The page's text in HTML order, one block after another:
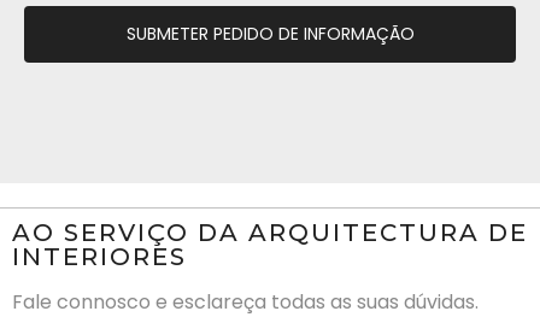
SUBMETER PEDIDO DE INFORMAÇÃO
AO SERVIÇO DA ARQUITECTURA DE
INTERIORES
Fale connosco e esclareça todas as suas dúvidas.